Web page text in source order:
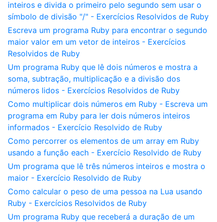
inteiros e divida o primeiro pelo segundo sem usar o
símbolo de divisão "/" - Exercícios Resolvidos de Ruby
Escreva um programa Ruby para encontrar o segundo
maior valor em um vetor de inteiros - Exercícios
Resolvidos de Ruby
Um programa Ruby que lê dois números e mostra a
soma, subtração, multiplicação e a divisão dos
números lidos - Exercícios Resolvidos de Ruby
Como multiplicar dois números em Ruby - Escreva um
programa em Ruby para ler dois números inteiros
informados - Exercício Resolvido de Ruby
Como percorrer os elementos de um array em Ruby
usando a função each - Exercício Resolvido de Ruby
Um programa que lê três números inteiros e mostra o
maior - Exercício Resolvido de Ruby
Como calcular o peso de uma pessoa na Lua usando
Ruby - Exercícios Resolvidos de Ruby
Um programa Ruby que receberá a duração de um